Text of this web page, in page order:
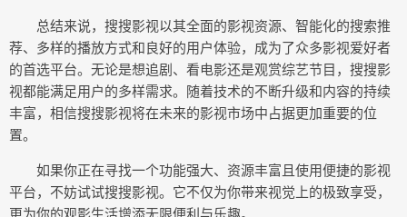
总结来说，搜搜影视以其全面的影视资源、智能化的搜索推
荐、多样的播放方式和良好的用户体验，成为了众多影视爱好者
的首选平台。无论是想追剧、看电影还是观赏综艺节目，搜搜影
视都能满足用户的多样需求。随着技术的不断升级和内容的持续
丰富，相信搜搜影视将在未来的影视市场中占据更加重要的位
置。
如果你正在寻找一个功能强大、资源丰富且使用便捷的影视
平台，不妨试试搜搜影视。它不仅为你带来视觉上的极致享受，
更为你的观影生活增添无限便利与乐趣。